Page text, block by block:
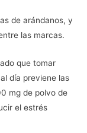
de arándanos, y
las marcas.
que tomar
día previene las
mg de polvo de
el estrés